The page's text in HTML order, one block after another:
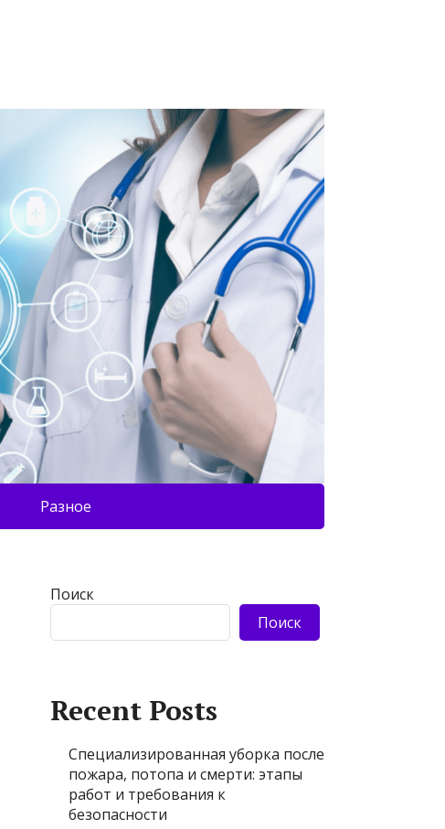
Разное
Поиск
Поиск
Recent Posts
Специализированная уборка после
пожара, потопа и смерти: этапы
работ и требования к
безопасности